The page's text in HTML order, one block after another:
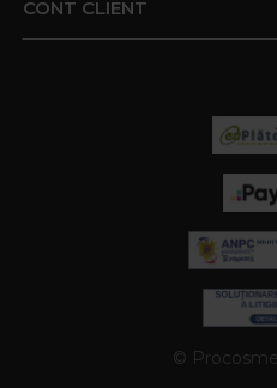
CONT CLIENT
©